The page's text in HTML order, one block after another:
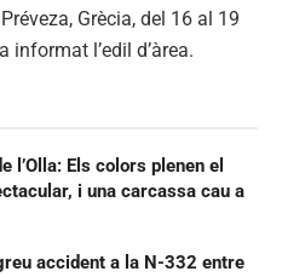
Grècia, del 16 al 19
informat l’edil d’àrea.
l’Olla: Els colors plenen el
i una carcassa cau a
accident a la N-332 entre